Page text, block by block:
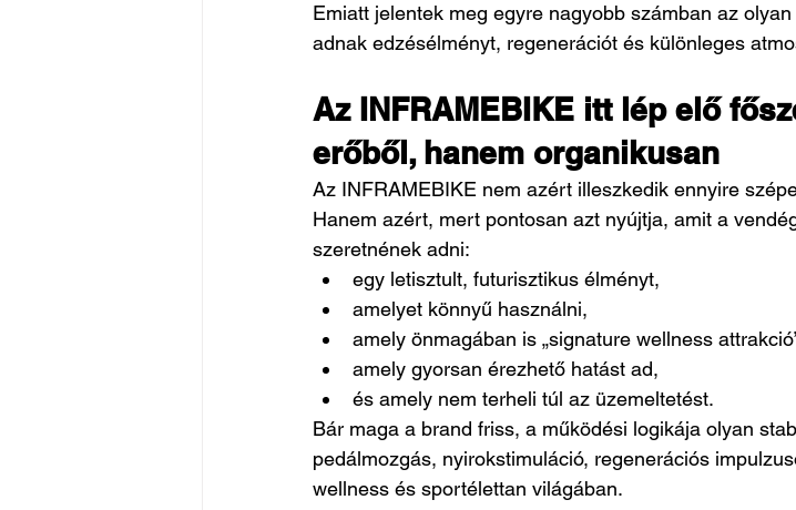
Emiatt jelentek meg egyre nagyobb számban az
adnak edzésélményt, regenerációt és különleges
Az INFRAMEBIKE itt lép elő
erőből, hanem organikusan
Az INFRAMEBIKE nem azért illeszkedik ennyire
Hanem azért, mert pontosan azt nyújtja, amit a
szeretnének adni:
egy letisztult, futurisztikus élményt,
amelyet könnyű használni,
amely önmagában is „signature wellness
amely gyorsan érezhető hatást ad,
és amely nem terheli túl az üzemeltetést.
Bár maga a brand friss, a működési logikája olyan
pedálmozgás, nyirokstimuláció, regenerációs
wellness és sportélettan világában.